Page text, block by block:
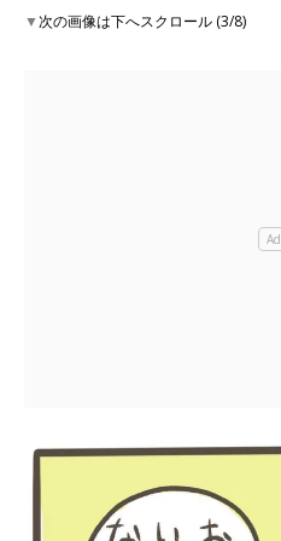
▼次の画像は下へスクロール (3/8)